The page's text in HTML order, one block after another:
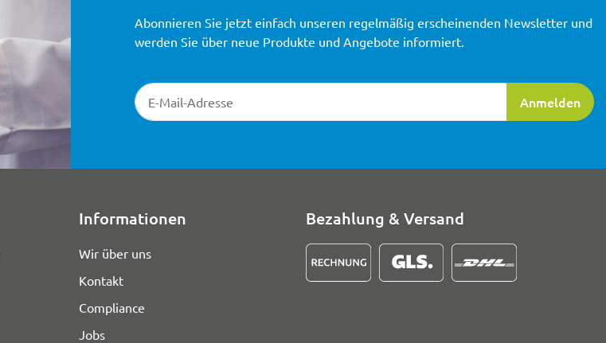
Newsletter-Registrierung
Anmelden
Abonnieren Sie jetzt einfach unseren regelmäßig erscheinenden Newsletter und
werden Sie über neue Produkte und Angebote informiert.
Informationen
Wir über uns
Kontakt
Compliance
Jobs
Bezahlung & Versand